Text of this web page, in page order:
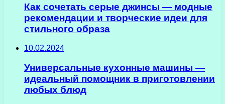
Как сочетать серые джинсы — модные
рекомендации и творческие идеи для
стильного образа
10.02.2024
Универсальные кухонные машины —
идеальный помощник в приготовлении
любых блюд